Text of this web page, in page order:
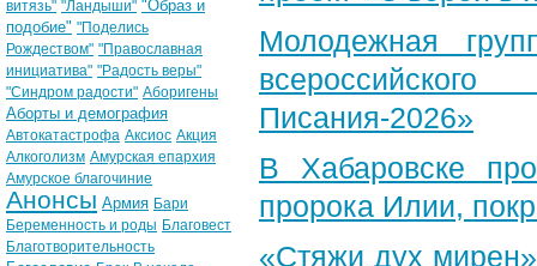
Молодежная
Писания-2026»
В Хабаровске
пророка Илии,
«Стяжи дух
витязь" "Ландыши" "Образ и
подобие" "Поделись
Рождеством" "Православная
инициатива" "Радость веры"
"Синдром радости" Аборигены
Аборты и демография
Автокатастрофа Аксиос Акция
Алкоголизм Амурская епархия
Амурское благочиние
Анонсы Армия Бари
Беременность и роды Благовест
Благотворительность